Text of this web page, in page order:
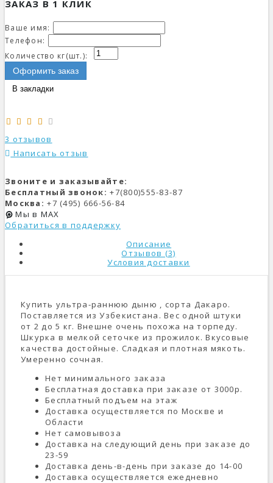
ЗАКАЗ В 1 КЛИК
Ваше имя:
Телефон:
Количество кг(шт.):
Оформить заказ
В закладки
3 отзывов
Написать отзыв
Звоните и заказывайте:
Бесплатный звонок: +7(800)555-83-87
Москва: +7 (495) 666-56-84
Мы в MAX
Обратиться в поддержку
Описание
Отзывов (3)
Условия доставки
Купить ультра-раннюю дыню , сорта Дакаро.
Поставляется из Узбекистана. Вес одной штуки
от 2 до 5 кг. Внешне очень похожа на торпеду.
Шкурка в мелкой сеточке из прожилок. Вкусовые
качества достойные. Сладкая и плотная мякоть.
Умеренно сочная.
Нет минимального заказа
Бесплатная доставка при заказе от 3000р.
Бесплатный подъем на этаж
Доставка осуществляется по Москве и
Области
Нет самовывоза
Доставка на следующий день при заказе до
23-59
Доставка день-в-день при заказе до 14-00
Доставка осуществляется ежедневно